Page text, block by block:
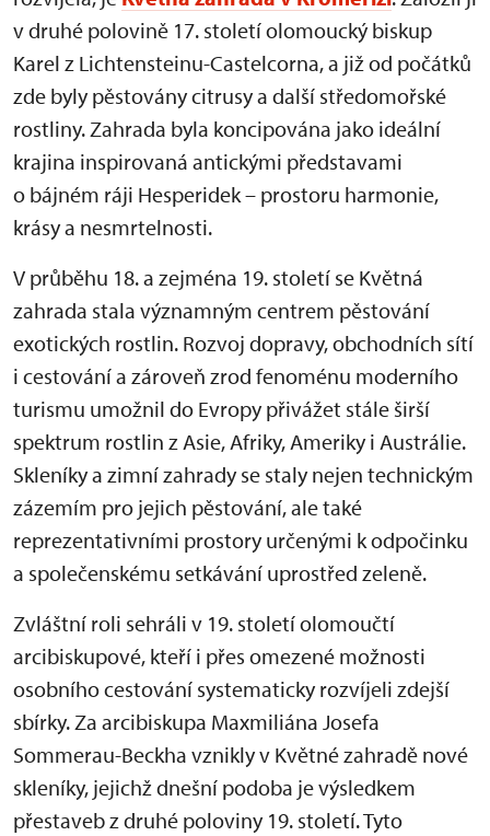
v druhé polovině 17. století olomoucký biskup
Karel z Lichtensteinu-Castelcorna, a již od počátků
zde byly pěstovány citrusy a další středomořské
rostliny. Zahrada byla koncipována jako ideální
krajina inspirovaná antickými představami
o bájném ráji Hesperidek – prostoru harmonie,
krásy a nesmrtelnosti.
V průběhu 18. a zejména 19. století se Květná
zahrada stala významným centrem pěstování
exotických rostlin. Rozvoj dopravy, obchodních sítí
i cestování a zároveň zrod fenoménu moderního
turismu umožnil do Evropy přivážet stále širší
spektrum rostlin z Asie, Afriky, Ameriky i Austrálie.
Skleníky a zimní zahrady se staly nejen technickým
zázemím pro jejich pěstování, ale také
reprezentativními prostory určenými k odpočinku
a společenskému setkávání uprostřed zeleně.
Zvláštní roli sehráli v 19. století olomoučtí
arcibiskupové, kteří i přes omezené možnosti
osobního cestování systematicky rozvíjeli zdejší
sbírky. Za arcibiskupa Maxmiliána Josefa
Sommerau-Beckha vznikly v Květné zahradě nové
skleníky, jejichž dnešní podoba je výsledkem
přestaveb z druhé poloviny 19. století. Tyto